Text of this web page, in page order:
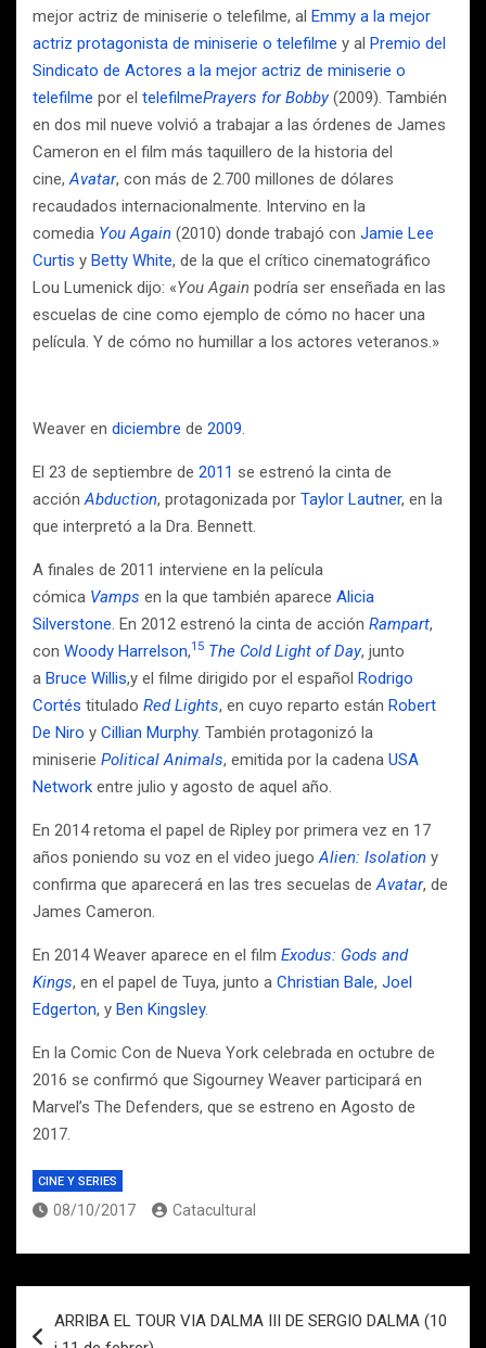
mejor actriz de miniserie o telefilme, al Emmy a la mejor
actriz protagonista de miniserie o telefilme y al Premio del
Sindicato de Actores a la mejor actriz de miniserie o
telefilme por el telefilmePrayers for Bobby(2009). También
en dos mil nueve volvió a trabajar a las órdenes de James
Cameron en el film más taquillero de la historia del
cine,Avatar, con más de 2.700 millones de dólares
recaudados internacionalmente. Intervino en la
comedia You Again (2010) donde trabajó con Jamie Lee
Curtis y Betty White, de la que el crítico cinematográfico
Lou Lumenick dijo: «You Again podría ser enseñada en las
escuelas de cine como ejemplo de cómo no hacer una
película. Y de cómo no humillar a los actores veteranos.»
Weaver en diciembre de 2009.
El 23 de septiembre de 2011 se estrenó la cinta de
acciónAbduction, protagonizada por Taylor Lautner, en la
que interpretó a la Dra. Bennett.
A finales de 2011 interviene en la película
cómica Vamps en la que también aparece Alicia
Silverstone. En 2012 estrenó la cinta de acción Rampart,
con Woody Harrelson,15 The Cold Light of Day, junto
a Bruce Willis,y el filme dirigido por el español Rodrigo
Cortés titulado Red Lights, en cuyo reparto están Robert
De Niro y Cillian Murphy. También protagonizó la
miniserie Political Animals, emitida por la cadena USA
Network entre julio y agosto de aquel año.
En 2014 retoma el papel de Ripley por primera vez en 17
años poniendo su voz en el video juegoAlien: Isolation y
confirma que aparecerá en las tres secuelas deAvatar, de
James Cameron.
En 2014 Weaver aparece en el film Exodus: Gods and
Kings, en el papel de Tuya, junto a Christian Bale, Joel
Edgerton, y Ben Kingsley.
En la Comic Con de Nueva York celebrada en octubre de
2016 se confirmó que Sigourney Weaver participará en
Marvel’s The Defenders,​ que se estreno en Agosto de
2017.
CINE Y SERIES
08/10/2017 Catacultural
de
ARRIBA EL TOUR VIA DALMA III DE SERGIO DALMA (10